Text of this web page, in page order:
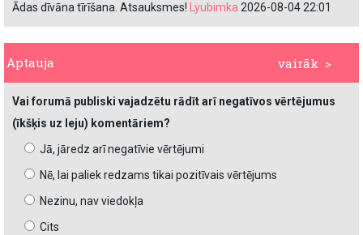
Ādas dīvāna tīrīšana. Atsauksmes! Lyubimka 2026-08-04 22:01
vairāk >
Aptauja
Vai forumā publiski vajadzētu rādīt arī negatīvos vērtējumus
(īkšķis uz leju) komentāriem?
Jā, jāredz arī negatīvie vērtējumi
Nē, lai paliek redzams tikai pozitīvais vērtējums
Nezinu, nav viedokļa
Cits